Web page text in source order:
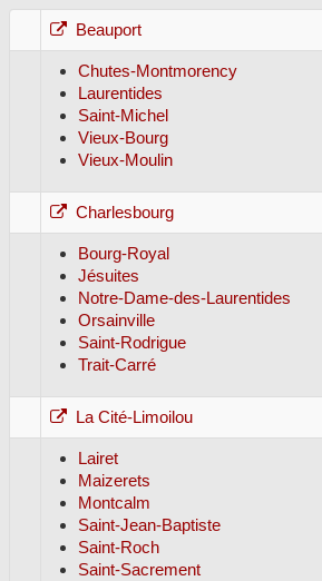
Beauport
Chutes-Montmorency
Laurentides
Saint-Michel
Vieux-Bourg
Vieux-Moulin
Charlesbourg
Bourg-Royal
Jésuites
Notre-Dame-des-Laurentides
Orsainville
Saint-Rodrigue
Trait-Carré
La Cité-Limoilou
Lairet
Maizerets
Montcalm
Saint-Jean-Baptiste
Saint-Roch
Saint-Sacrement